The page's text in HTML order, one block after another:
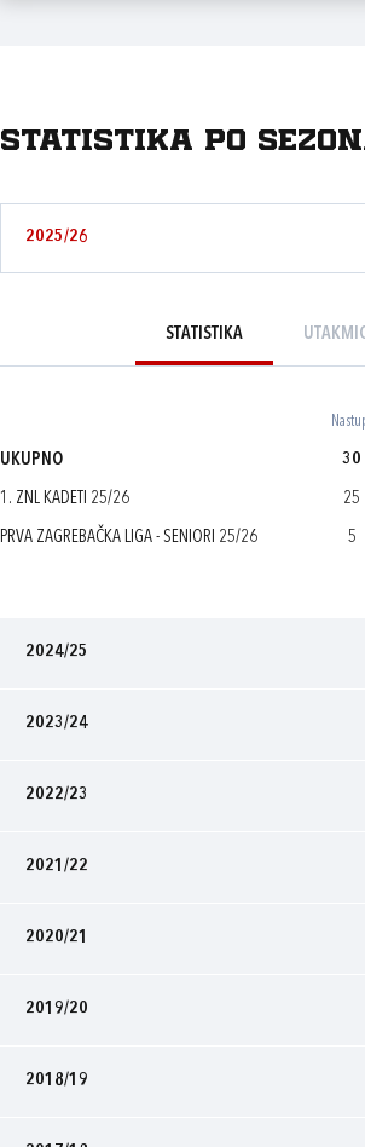
Statistika po
2025/26
STATISTIKA
UKUPNO 30
1. ZNL KADETI 25/26 25
PRVA ZAGREBAČKA LIGA - SENIORI 25/26 5
2024/25
2023/24
2022/23
2021/22
2020/21
2019/20
2018/19